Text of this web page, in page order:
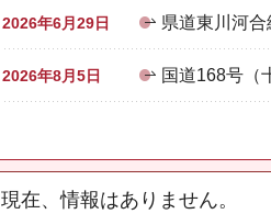
2026年6月29日 県道東川河
2026年8月5日 国道168号（
現在、情報はありません。